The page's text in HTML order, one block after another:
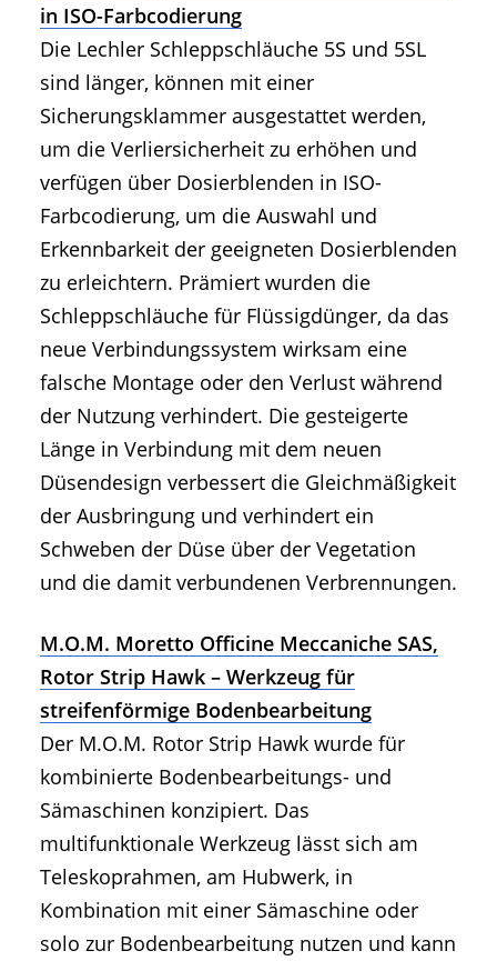
in ISO-Farbcodierung
Die Lechler Schleppschläuche 5S und 5SL
sind länger, können mit einer
Sicherungsklammer ausgestattet werden,
um die Verliersicherheit zu erhöhen und
verfügen über Dosierblenden in ISO-
Farbcodierung, um die Auswahl und
Erkennbarkeit der geeigneten Dosierblenden
zu erleichtern. Prämiert wurden die
Schleppschläuche für Flüssigdünger, da das
neue Verbindungssystem wirksam eine
falsche Montage oder den Verlust während
der Nutzung verhindert. Die gesteigerte
Länge in Verbindung mit dem neuen
Düsendesign verbessert die Gleichmäßigkeit
der Ausbringung und verhindert ein
Schweben der Düse über der Vegetation
und die damit verbundenen Verbrennungen.
M.O.M. Moretto Officine Meccaniche SAS,
Rotor Strip Hawk – Werkzeug für
streifenförmige Bodenbearbeitung
Der M.O.M. Rotor Strip Hawk wurde für
kombinierte Bodenbearbeitungs- und
Sämaschinen konzipiert. Das
multifunktionale Werkzeug lässt sich am
Teleskoprahmen, am Hubwerk, in
Kombination mit einer Sämaschine oder
solo zur Bodenbearbeitung nutzen und kann